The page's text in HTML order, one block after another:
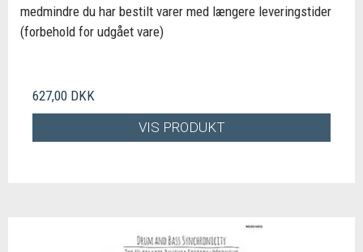
medmindre du har bestilt varer med længere leveringstider
(forbehold for udgået vare)
627,00 DKK
VIS PRODUKT